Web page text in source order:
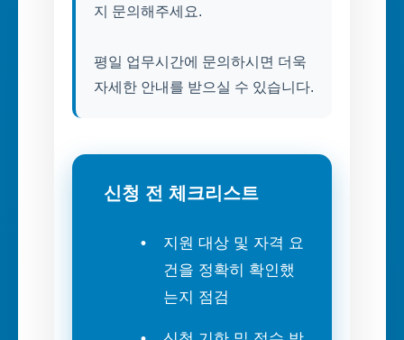
지 문의해주세요.
평일 업무시간에 문의하시면 더욱
자세한 안내를 받으실 수 있습니다.
신청 전 체크리스트
지원 대상 및 자격 요
건을 정확히 확인했
는지 점검